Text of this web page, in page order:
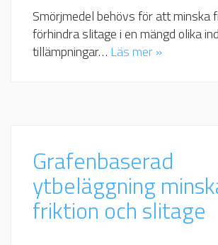
Smörjmedel behövs för att minska
förhindra slitage i en mängd olika
tillämpningar… Läs mer »
Grafenbaserad
ytbeläggning
friktion och slitage